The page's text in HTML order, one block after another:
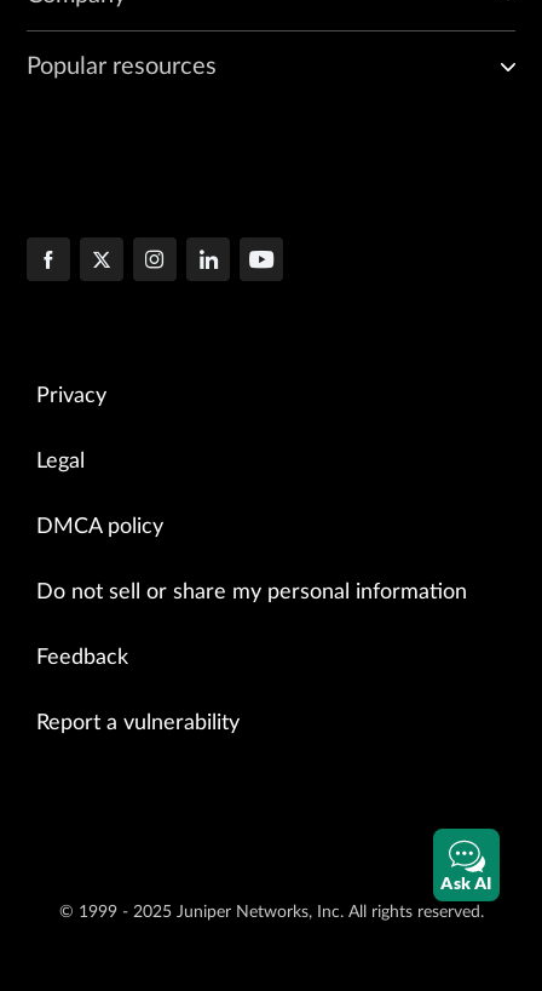
Popular resources
Privacy
Legal
DMCA policy
Do not sell or share my personal information
Feedback
Report a vulnerability
© 1999 - 2025 Juniper Networks, Inc. All rights reserved.
Ask AI